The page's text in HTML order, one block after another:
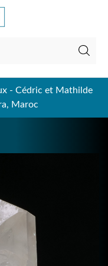
- Cédric et Mathilde
Maroc